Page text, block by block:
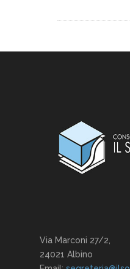
Via Marconi 27/2,
24021 Albino